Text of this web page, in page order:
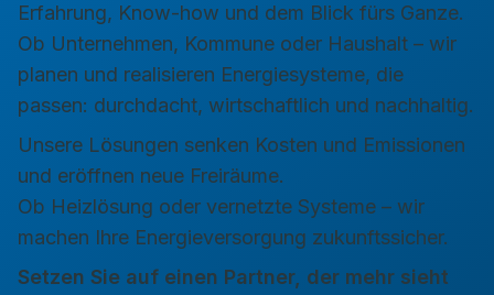
Erfahrung, Know-how und dem Blick fürs Ganze.
Ob Unternehmen, Kommune oder Haushalt – wir
planen und realisieren Energiesysteme, die
passen: durchdacht, wirtschaftlich und nachhaltig.
Unsere Lösungen senken Kosten und Emissionen
und eröffnen neue Freiräume.
Ob Heizlösung oder vernetzte Systeme – wir
machen Ihre Energieversorgung zukunftssicher.
Setzen Sie auf einen Partner, der mehr sieht